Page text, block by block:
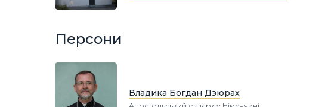
Персони
Владика Богдан Дзюрах